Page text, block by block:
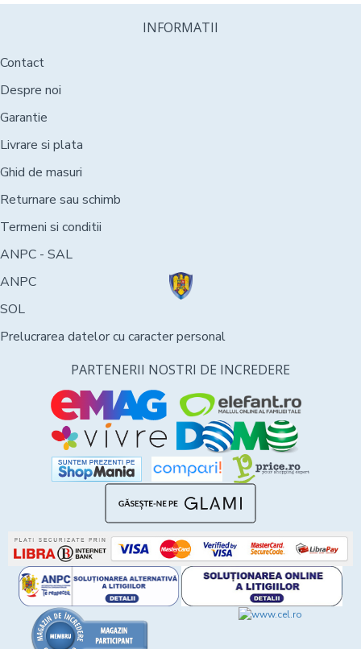
INFORMATII
Contact
Despre noi
Garantie
Livrare si plata
Ghid de masuri
Returnare sau schimb
Termeni si conditii
ANPC - SAL
ANPC
SOL
Prelucrarea datelor cu caracter personal
PARTENERII NOSTRI DE INCREDERE